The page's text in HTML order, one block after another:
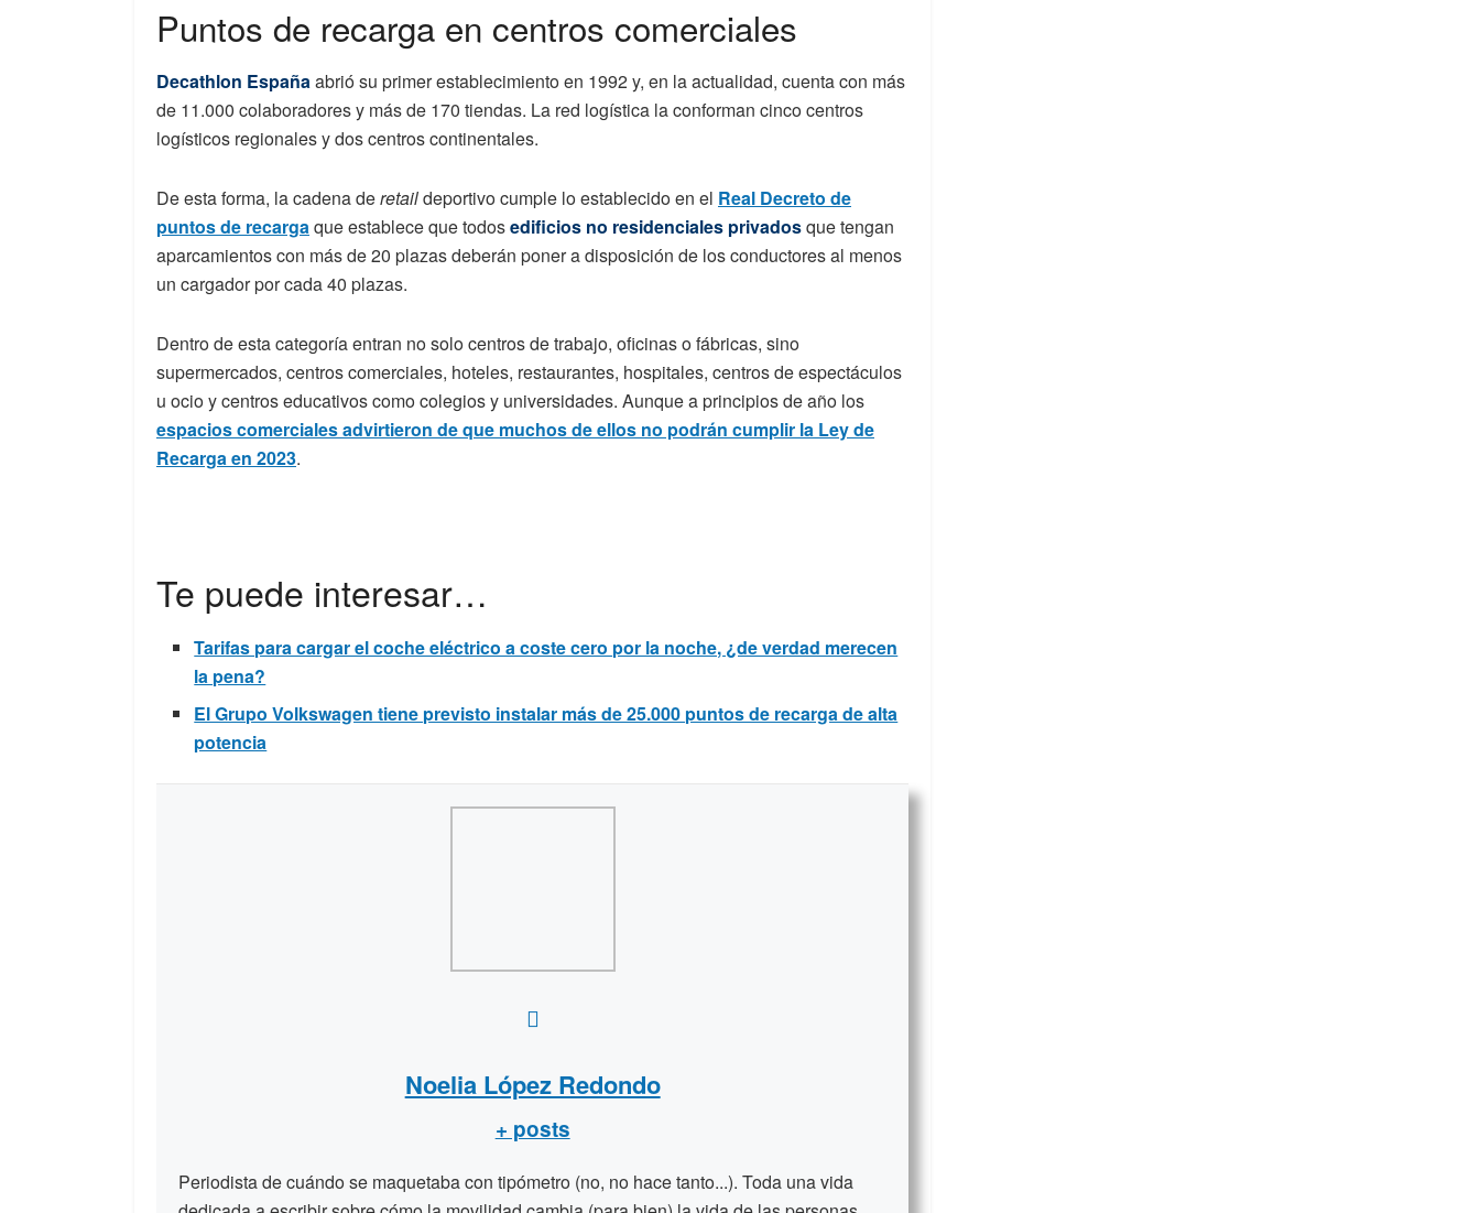
Puntos de recarga en centros comerciales
Decathlon Españaabrió su primer establecimiento en 1992 y, en la actualidad, cuenta con más
de 11.000 colaboradores y más de 170 tiendas. La red logística la conforman cinco centros
logísticos regionales y dos centros continentales.
De esta forma, la cadena deretaildeportivo cumple lo establecido en el Real Decreto de
puntos de recargaque establece que todosedificios no residenciales privadosque tengan
aparcamientos con más de 20 plazas deberán poner a disposición de los conductores al menos
un cargador por cada 40 plazas.
Dentro de esta categoría entran no solo centros de trabajo, oficinas o fábricas, sino
supermercados, centros comerciales, hoteles, restaurantes, hospitales, centros de espectáculos
u ocio y centros educativos como colegios y universidades. Aunque a principios de año los
espacios comerciales advirtieron de que muchos de ellos no podrán cumplir la Ley de
Recarga en 2023.
Te puede interesar…
Tarifas para cargar el coche eléctrico a coste cero por la noche, ¿de verdad merecen
la pena?
El Grupo Volkswagen tiene previsto instalar más de 25.000 puntos de recarga de alta
potencia
Noelia López Redondo
+ posts
Periodista de cuándo se maquetaba con tipómetro (no, no hace tanto...). Toda una vida